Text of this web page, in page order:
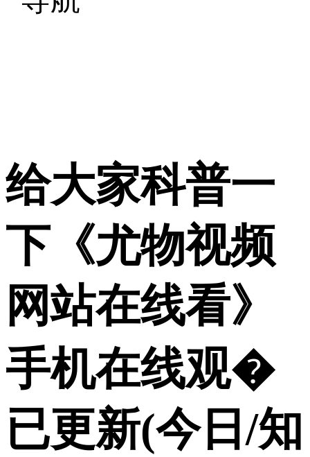
给大家科普一
下《尤物视频
网站在线看》
手机在线观�
已更新(今日/知